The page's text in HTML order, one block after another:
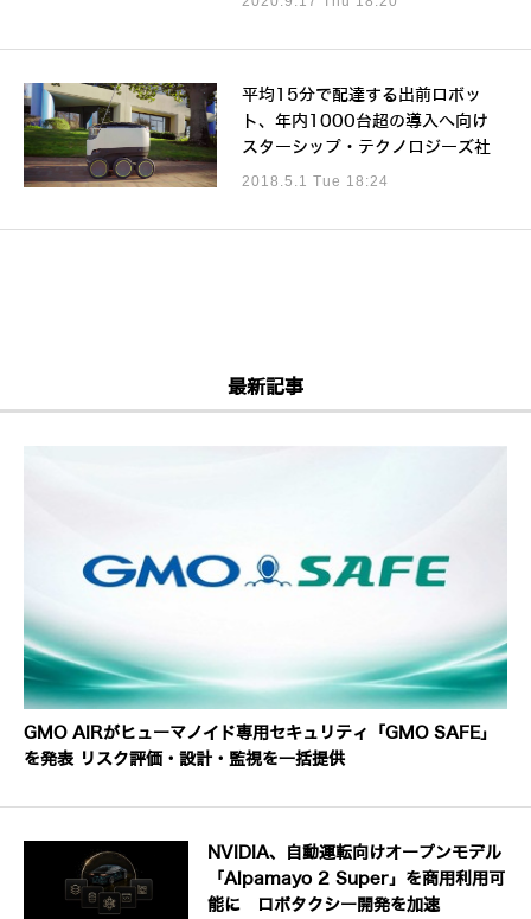
平均15分で配達する出前ロボッ
ト、年内1000台超の導入へ向け
スターシップ・テクノロジーズ社
2018.5.1 Tue 18:24
最新記事
GMO AIRがヒューマノイド専用セキュリティ「GMO SAFE」
を発表 リスク評価・設計・監視を一括提供
NVIDIA、自動運転向けオープンモデル
「Alpamayo 2 Super」を商用利用可
能に ロボタクシー開発を加速